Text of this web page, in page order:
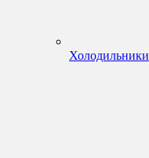
Холодильники